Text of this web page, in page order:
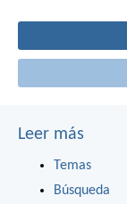
Leer más
Temas
Búsqueda